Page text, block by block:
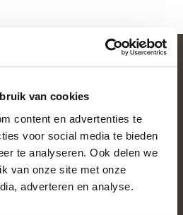
van cookies
content en advertenties te
voor social media te bieden
te analyseren. Ook delen we
van onze site met onze
adverteren en analyse.